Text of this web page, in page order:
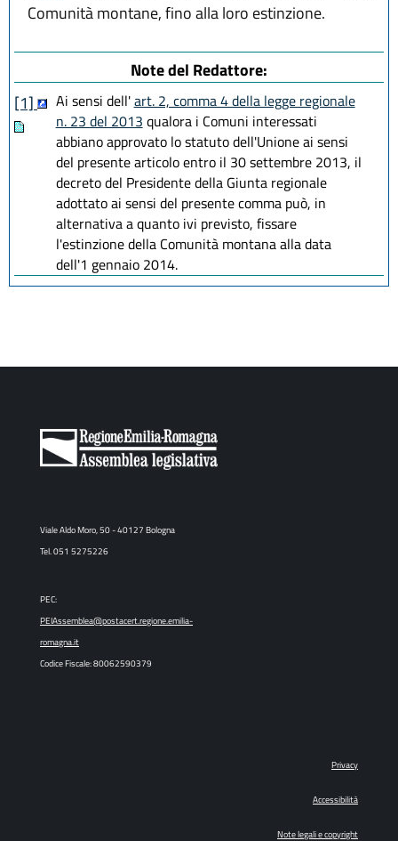
Comunità montane, fino alla loro estinzione.
Note del Redattore:
[1]
Ai sensi dell'art. 2, comma 4 della legge regionale
n. 23 del 2013 qualora i Comuni interessati
abbiano approvato lo statuto dell'Unione ai sensi
del presente articolo entro il 30 settembre 2013, il
decreto del Presidente della Giunta regionale
adottato ai sensi del presente comma può, in
alternativa a quanto ivi previsto, fissare
l'estinzione della Comunità montana alla data
dell'1 gennaio 2014.
Viale Aldo Moro, 50 - 40127 Bologna
Tel. 051 5275226
PEC:
PEIAssemblea@postacert.regione.emilia-
romagna.it
Codice Fiscale: 80062590379
Privacy
Accessibilità
Note legali e copyright